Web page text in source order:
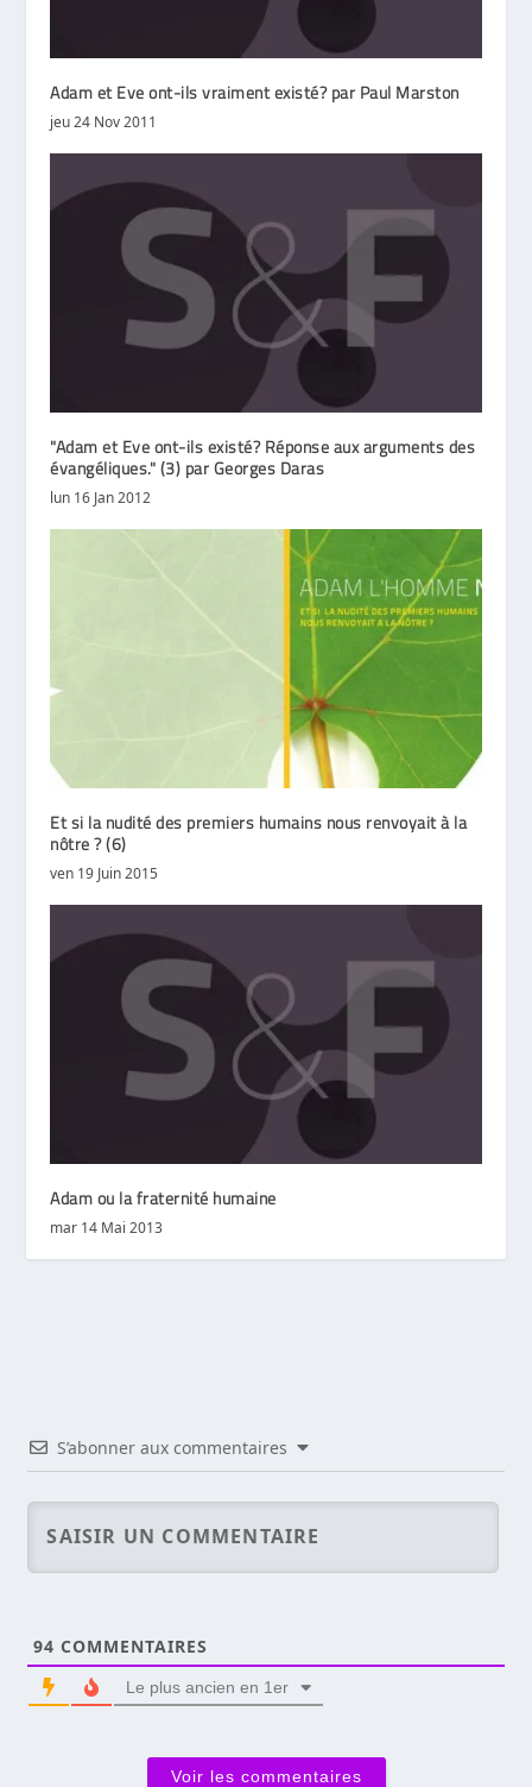
Adam et Eve ont-ils vraiment existé? par Paul Marston
jeu 24 Nov 2011
"Adam et Eve ont-ils existé? Réponse aux arguments des
évangéliques." (3) par Georges Daras
lun 16 Jan 2012
Et si la nudité des premiers humains nous renvoyait à la
nôtre ? (6)
ven 19 Juin 2015
Adam ou la fraternité humaine
mar 14 Mai 2013
S’abonner aux commentaires
94 COMMENTAIRES
Le plus ancien en 1er
Voir les commentaires